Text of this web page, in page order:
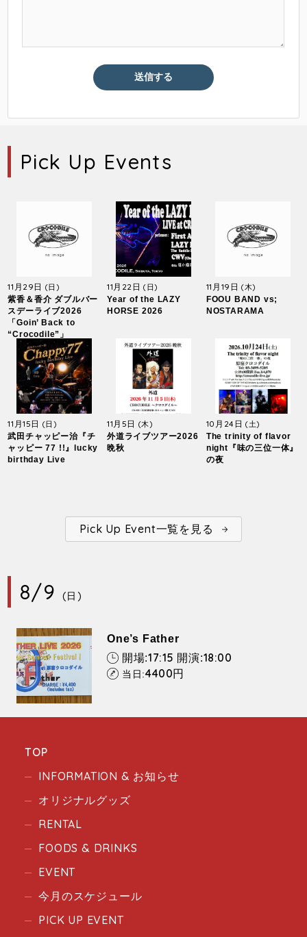
Pick Up Events
11月29日 (日)
紫香＆香介 ダブルバー
スデーライブ2026
「Goin’ Back to
“Crocodile”」
11月22日(日)
Year of the LAZY
HORSE 2026
11月19日 (木)
FOOU BAND vs;
NOSTARAMA
11月15日 (日)
武田チャッピー治『チ
ャッピー 77 !!』lucky
birthday Live
11月5日 (木)
外道ライブツアー2026
晩秋
10月24日 (土)
The trinity of flavor
night『味の三位一体』
の夜
Pick Up Event一覧を見る
8/9 (日)
One’s Father
開場:17:15 開演:18:00
当日:4400円
TOP
INFORMATION & お知らせ
オリジナルグッズ
RENTAL
FOODS & DRINKS
EVENT
今月のスケジュール
PICK UP EVENT